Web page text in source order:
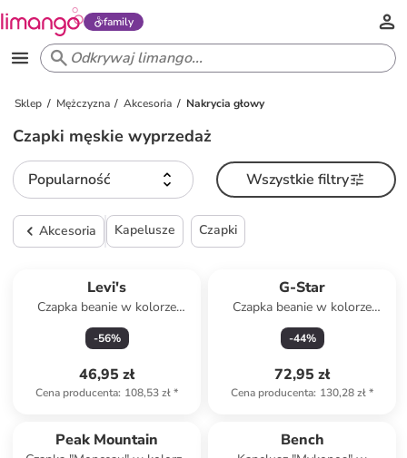
family
Sklep Mężczyzna Akcesoria Nakrycia głowy
Czapki męskie wyprzedaż
Popularność Wszystkie filtry
Akcesoria Kapelusze Czapki
Levi's
Czapka beanie w kolorze
niebieskim
-56%
46,95 zł
Cena producenta: 108,53 zł*
G-Star
Czapka beanie w kolorze
niebieskim
-44%
72,95 zł
Cena producenta: 130,28 zł*
Peak Mountain Bench